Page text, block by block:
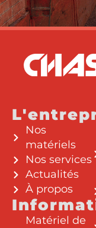
Nos
matériels
Nos services
Actualités
À propos
Matériel de